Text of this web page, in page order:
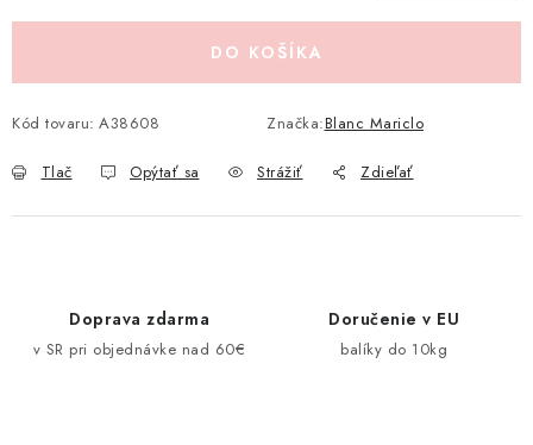
DO KOŠÍKA
Kód tovaru: A38608 Značka:Blanc Mariclo
Tlač Opýtať sa Strážiť Zdieľať
Doprava zdarma
v SR pri objednávke nad 60€
Doručenie v EU
balíky do 10kg